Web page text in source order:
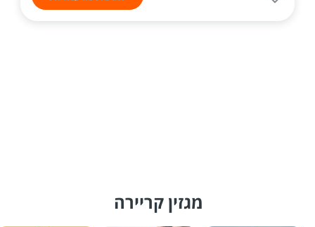
מגזין קריירה